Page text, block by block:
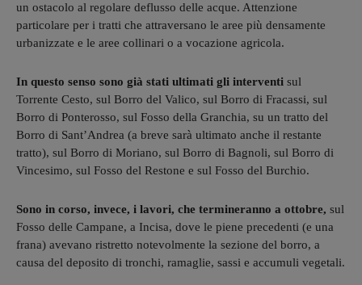
un ostacolo al regolare deflusso delle acque. Attenzione
particolare per i tratti che attraversano le aree più densamente
urbanizzate e le aree collinari o a vocazione agricola.
In questo senso sono già stati ultimati gli interventi sul
Torrente Cesto, sul Borro del Valico, sul Borro di Fracassi, sul
Borro di Ponterosso, sul Fosso della Granchia, su un tratto del
Borro di Sant’Andrea (a breve sarà ultimato anche il restante
tratto), sul Borro di Moriano, sul Borro di Bagnoli, sul Borro di
Vincesimo, sul Fosso del Restone e sul Fosso del Burchio.
Sono in corso, invece, i lavori, che termineranno a ottobre, sul
Fosso delle Campane, a Incisa, dove le piene precedenti (e una
frana) avevano ristretto notevolmente la sezione del borro, a
causa del deposito di tronchi, ramaglie, sassi e accumuli vegetali.